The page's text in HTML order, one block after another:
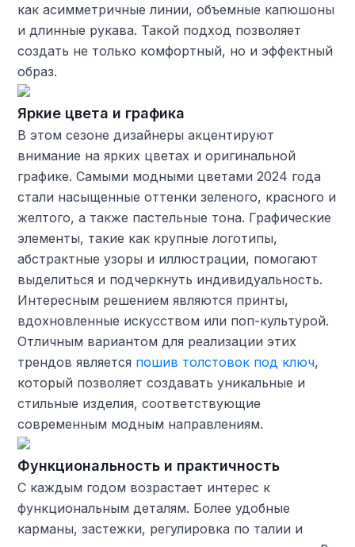
как асимметричные линии, объемные капюшоны
и длинные рукава. Такой подход позволяет
создать не только комфортный, но и эффектный
образ.
Яркие цвета и графика
В этом сезоне дизайнеры акцентируют
внимание на ярких цветах и оригинальной
графике. Самыми модными цветами 2024 года
стали насыщенные оттенки зеленого, красного и
желтого, а также пастельные тона. Графические
элементы, такие как крупные логотипы,
абстрактные узоры и иллюстрации, помогают
выделиться и подчеркнуть индивидуальность.
Интересным решением являются принты,
вдохновленные искусством или поп-культурой.
Отличным вариантом для реализации этих
трендов является пошив толстовок под ключ,
который позволяет создавать уникальные и
стильные изделия, соответствующие
современным модным направлениям.
Функциональность и практичность
С каждым годом возрастает интерес к
функциональным деталям. Более удобные
карманы, застежки, регулировка по талии и